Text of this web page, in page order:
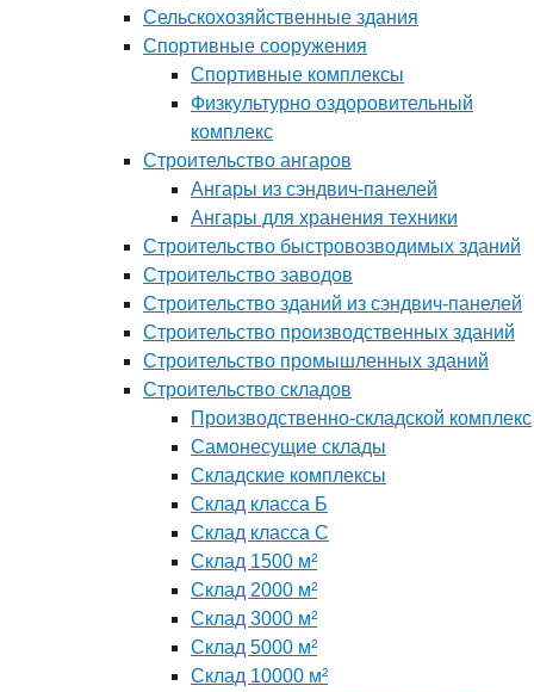
Сельскохозяйственные здания
Спортивные сооружения
Спортивные комплексы
Физкультурно оздоровительный
комплекс
Строительство ангаров
Ангары из сэндвич-панелей
Ангары для хранения техники
Строительство быстровозводимых зданий
Строительство заводов
Строительство зданий из сэндвич-панелей
Строительство производственных зданий
Строительство промышленных зданий
Строительство складов
Производственно-складской комплекс
Самонесущие склады
Складские комплексы
Склад класса Б
Склад класса С
Склад 1500 м²
Склад 2000 м²
Склад 3000 м²
Склад 5000 м²
Склад 10000 м²